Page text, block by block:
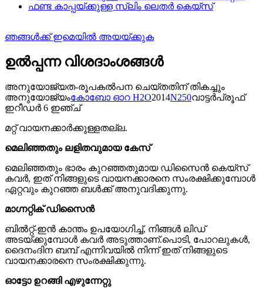
ഞങ്ങൾക്ക് ഇമെയിൽ അയയ്ക്കുക
ഉൽപ്പന്ന വിശദാംശങ്ങൾ
അനുയോജ്യത-രൂപകൽപന ചെയ്തതിന് തികച്ചും
അനുയോജ്യംകോബോ ഓറ H2O2014N250വാട്ടർപ്രൂഫ്
ഇറീഡർ 6 ഇഞ്ച്
മറ്റ് വായനക്കാർക്കുള്ളതല്ല.
മെലിഞ്ഞതും ലളിതവുമായ കേസ്
മെലിഞ്ഞതും ഭാരം കുറഞ്ഞതുമായ ഡിസൈൻ കെയ്‌സ്
കവർ, ഇത് നിങ്ങളുടെ വായനക്കാരനെ സംരക്ഷിക്കുമ്പോൾ
ഏറ്റവും കുറഞ്ഞ ബൾക്ക് അനുവദിക്കുന്നു.
മാഗ്നറ്റിക് ഡിസൈൻ
ബിൽറ്റ്-ഇൻ കാന്തം ഉപയോഗിച്ച്, നിങ്ങൾ ലിഡ്
അടയ്ക്കുമ്പോൾ കവർ അടുത്താണ്.പൊടി, പോറലുകൾ,
ദൈനംദിന ബമ്പ് എന്നിവയിൽ നിന്ന് ഇത് നിങ്ങളുടെ
വായനക്കാരനെ സംരക്ഷിക്കുന്നു.
ഓട്ടോ ഉറങ്ങി എഴുന്നേറ്റു